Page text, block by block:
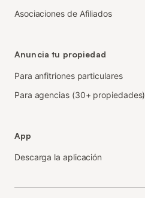
Asociaciones de Afiliados
Anuncia tu propiedad
Para anfitriones particulares
Para agencias (30+ propiedades)
App
Descarga la aplicación